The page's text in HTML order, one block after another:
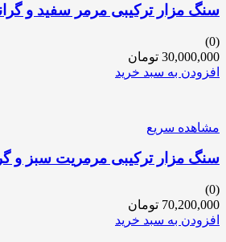
سنگ مزار ترکیبی مرمر سفید و
(0)
30,000,000 تومان
افزودن به سبد خرید
مشاهده سریع
سنگ مزار ترکیبی مرمریت سبز و
(0)
70,200,000 تومان
افزودن به سبد خرید